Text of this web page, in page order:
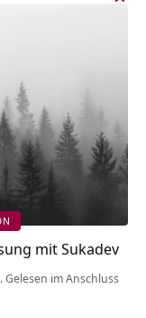
mit Sukadev
Gelesen im Anschluss